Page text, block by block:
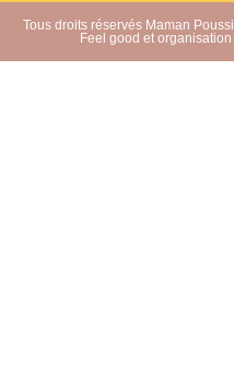
Tous droits réservés Maman
Feel good et